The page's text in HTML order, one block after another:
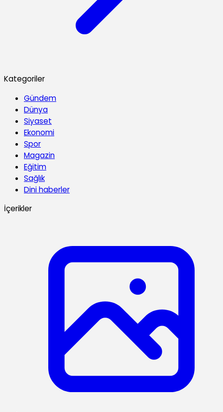
Kategoriler
Gündem
Dünya
Siyaset
Ekonomi
Spor
Magazin
Eğitim
Sağlık
Dini haberler
İçerikler